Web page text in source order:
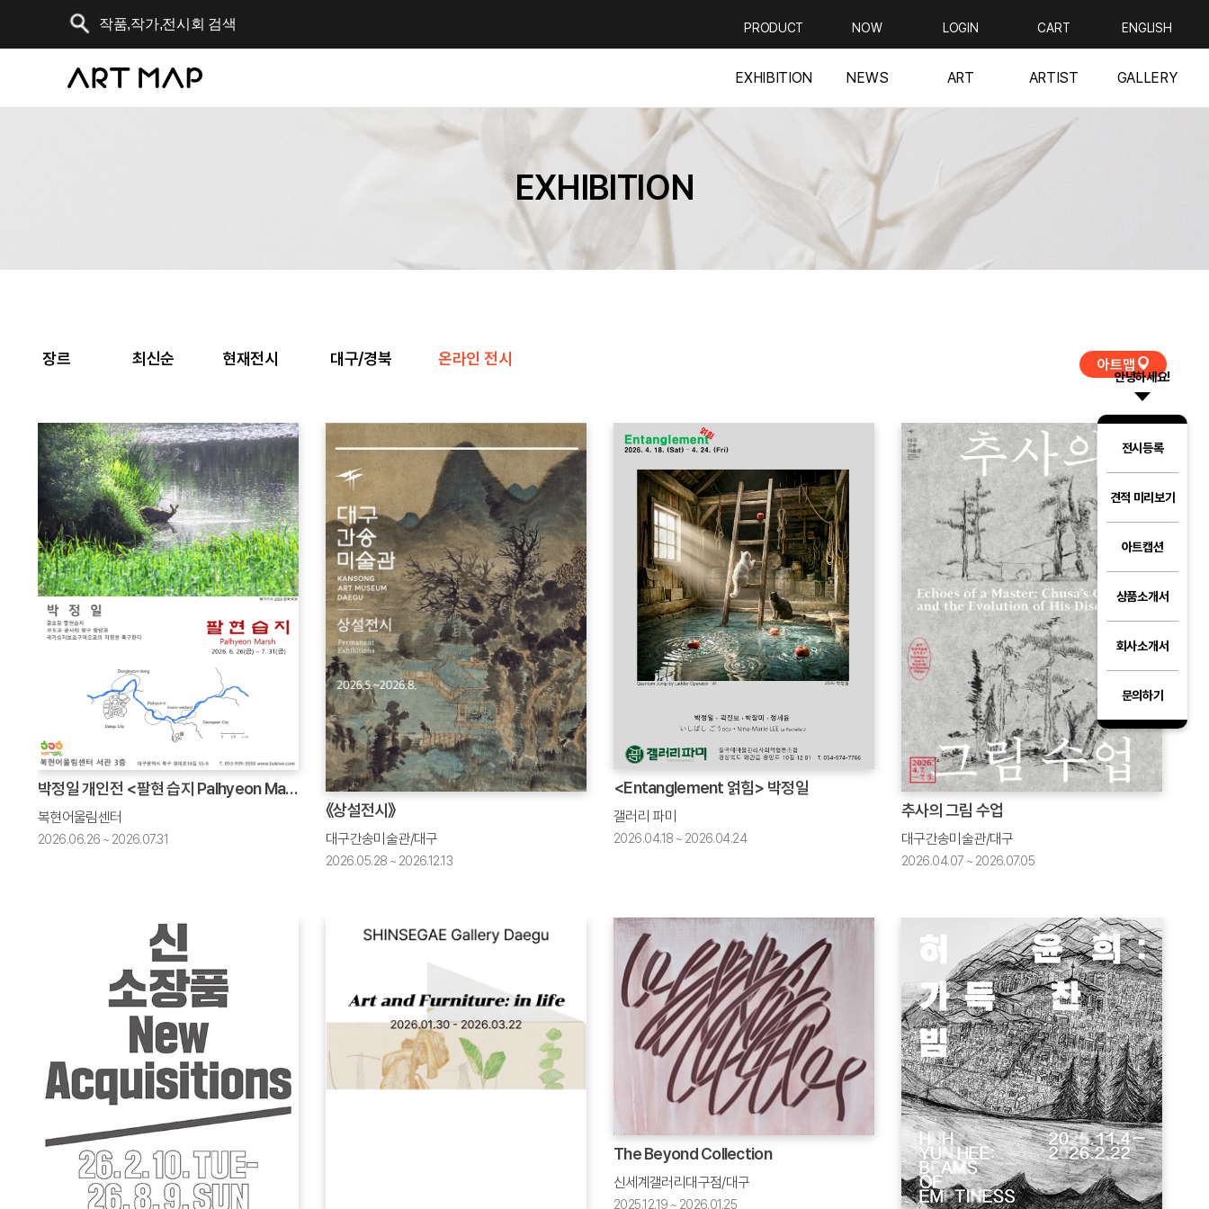
PRODUCT NOW LOGIN CART ENGLISH
EXHIBITION NEWS ART ARTIST GALLERY
안녕하세요!
전시등록
견적 미리보기
아트캡션
상품소개서
회사소개서
문의하기
EXHIBITION
장르 최신순 현재전시 대구/경북 온라인 전시 아트맵
박정일 개인전 <팔현 습지 Palhyeon Marsh>>
복현어울림센터
2026.06.26 ~ 2026.07.31
《상설전시》
대구간송미술관/대구
2026.05.28 ~ 2026.12.13
<Entanglement 얽힘> 박정일
갤러리 파미
2026.04.18 ~ 2026.04.24
추사의 그림 수업
대구간송미술관/대구
2026.04.07 ~ 2026.07.05
The Beyond Collection
신세계갤러리대구점/대구
2025.12.19 ~ 2026.01.25